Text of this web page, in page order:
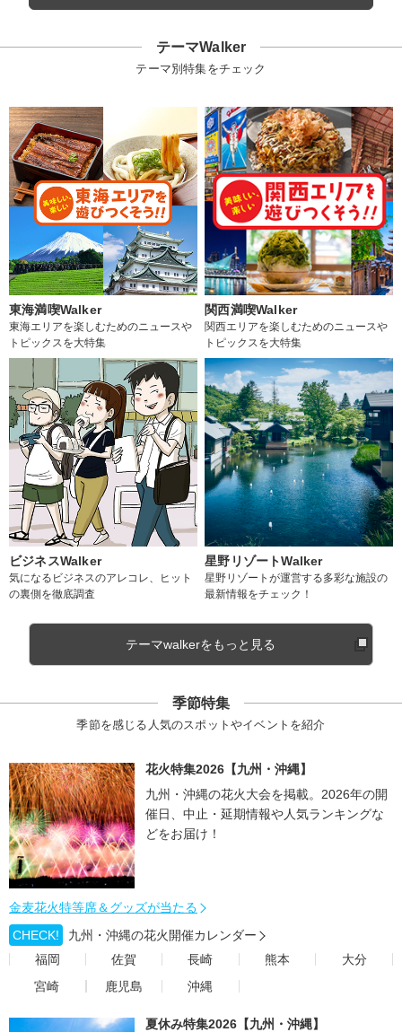
テーマWalker
テーマ別特集をチェック
東海満喫Walker
東海エリアを楽しむためのニュースや
トピックスを大特集
関西満喫Walker
関西エリアを楽しむためのニュースや
トピックスを大特集
ビジネスWalker
気になるビジネスのアレコレ、ヒット
の裏側を徹底調査
星野リゾートWalker
星野リゾートが運営する多彩な施設の
最新情報をチェック！
テーマwalkerをもっと見る
季節特集
季節を感じる人気のスポットやイベントを紹介
花火特集2026【九州・沖縄】
九州・沖縄の花火大会を掲載。2026年の開
催日、中止・延期情報や人気ランキングな
どをお届け！
金麦花火特等席＆グッズが当たる
CHECK!
九州・沖縄の花火開催カレンダー
福岡
佐賀 長崎 熊本
大分
宮崎
鹿児島 沖縄
夏休み特集2026【九州・沖縄】